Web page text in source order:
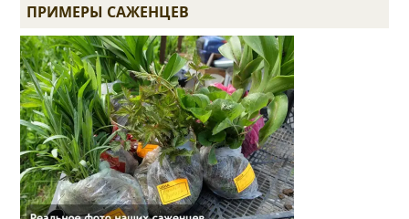
ПРИМЕРЫ САЖЕНЦЕВ